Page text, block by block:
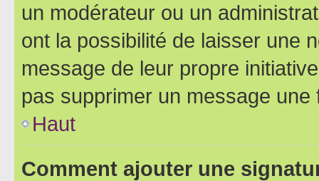
un modérateur ou un
ont la possibilité de laisser une
message de leur propre
pas supprimer un message une
Haut
Comment ajouter une